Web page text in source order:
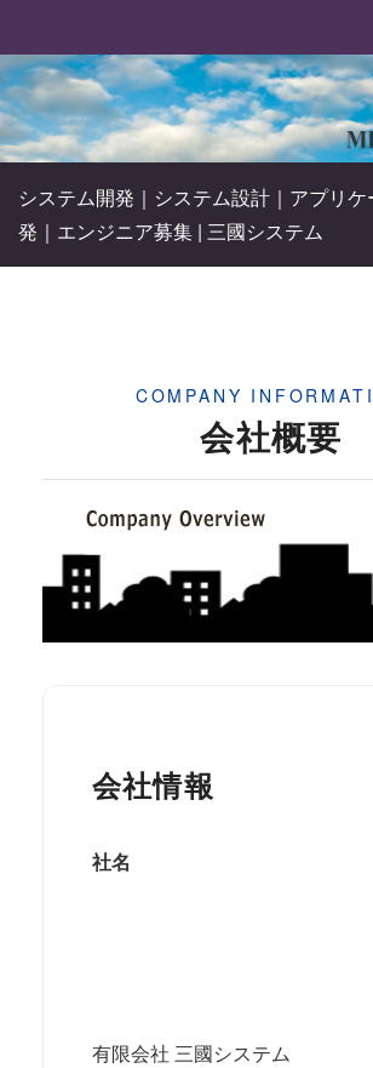
Search for:
システム開発｜システム設計｜アプリ
発｜エンジニア募集 | 三國システム
COMPANY
会社概要
会社情報
社名
有限会社 三國システム